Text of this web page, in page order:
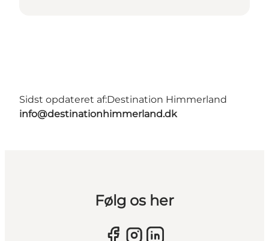
Sidst opdateret af:Destination Himmerland
info@destinationhimmerland.dk
Følg os her